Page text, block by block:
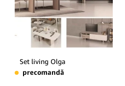
Set living Olga
precomandă